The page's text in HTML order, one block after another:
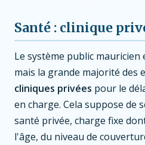
Santé : clinique
Le système public
mais la grande majorité des
cliniques privées pour le
en charge. Cela suppose de
santé privée, charge fixe
l'âge, du niveau de